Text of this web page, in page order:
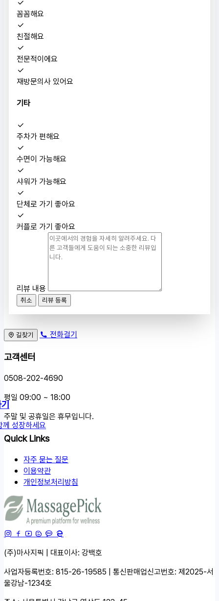
꼼꼼해요
친절해요
전문적이에요
재방문의사 있어요
기타
주차가 편해요
수면이 가능해요
샤워가 가능해요
단체로 가기 좋아요
커플로 가기 좋아요
리뷰 내용
취소 리뷰 등록
길찾기 전화걸기
고객센터
0508-202-4690
평일 09:00 ~ 18:00
주말 및 공휴일은 휴무입니다.
Quick Links
자주 묻는 질문
이용약관
개인정보처리방침
(주)마사지픽 | 대표이사: 강백호
사업자등록번호: 815-26-19585 | 통신판매업신고번호: 제2025-서
울강남-1234호
성장하세요